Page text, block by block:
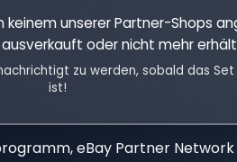
keinem unserer Partner-Shops
oder nicht mehr
zu werden, sobald das
ist!
eBay Partner